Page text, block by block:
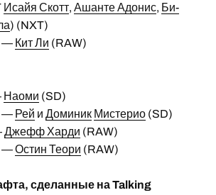
Исайя Скотт, Ашанте Адонис, Би-
) (NXT)
— Кит Ли (RAW)
Наоми (SD)
— Рей и Доминик Мистерио(SD)
Джефф Харди (RAW)
—Остин Теори (RAW)
сделанные на Talking